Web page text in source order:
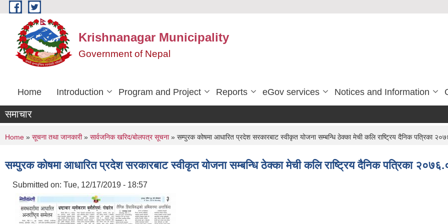
Skip to main content
Krishnanagar Municipality
Government of Nepal
Home Introduction Program and Project Reports eGov services Notices and Information
समाचार
You are here
Home » सूचना तथा जानकारी» सार्वजनिक खरिद/बोलपत्र सूचना» सम्पुरक कोषमा आधारित प्रदेश सरकारबाट स्वीकृत योजना सम्बन्धि ठेक्का मेची कलि राष्ट्रिय दैनिक पत्रिका
सम्पुरक कोषमा आधारित प्रदेश सरकारबाट स्वीकृत योजना सम्बन्धि ठेक्का मेची कलि राष्ट्रिय दैनिक पत्रिका
Submitted on: Tue, 12/17/2019 - 18:57